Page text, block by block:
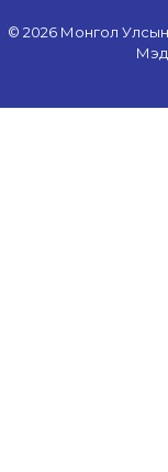
© 2026 Монгол